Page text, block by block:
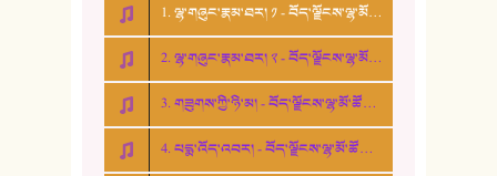
17. ང་བོད་པ་ཡིན། - ཕུར་བུ་རྣམ་རྒྱལ།
18. ང་ལ་བྱམས་པའི་ཨ་མ།
19. ཆ་རྐྱེན་མེད་པའི་སེམས།
20. བསྟན་རྒྱས་གླིང་།
1. ལྷ་གཞུང་རྣམ་ཐར། ༡ - བོད་ལྗོངས་ལྷ་མོ་ཚོགས་པ།
2. ལྷ་གཞུང་རྣམ་ཐར། ༢ - བོད་ལྗོངས་ལྷ་མོ་ཚོགས་པ།
3. གཟུགས་ཀྱི་ཉི་མ། - བོད་ལྗོངས་ལྷ་མོ་ཚོགས་པ།
4. པདྨ་འོད་འབར། - བོད་ལྗོངས་ལྷ་མོ་ཚོགས་པ།